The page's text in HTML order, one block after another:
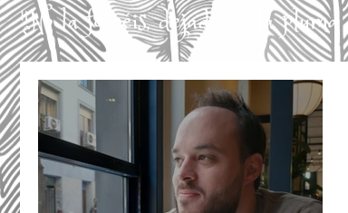
"No la forcéis, dejad que la